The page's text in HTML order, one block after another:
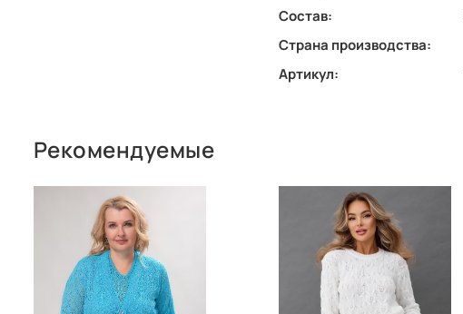
Состав:
Страна производства:
Артикул:
Рекомендуемые